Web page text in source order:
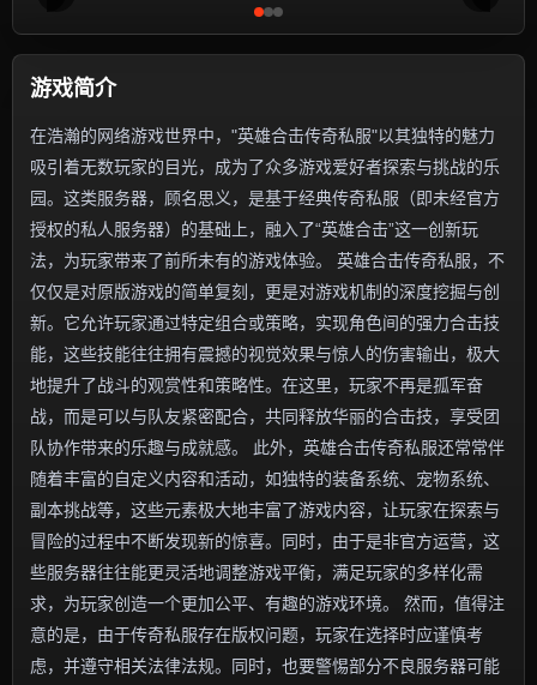
游戏简介
在浩瀚的网络游戏世界中，"英雄合击传奇私服"以其独特的魅力
吸引着无数玩家的目光，成为了众多游戏爱好者探索与挑战的乐
园。这类服务器，顾名思义，是基于经典传奇私服（即未经官方
授权的私人服务器）的基础上，融入了“英雄合击”这一创新玩
法，为玩家带来了前所未有的游戏体验。 英雄合击传奇私服，不
仅仅是对原版游戏的简单复刻，更是对游戏机制的深度挖掘与创
新。它允许玩家通过特定组合或策略，实现角色间的强力合击技
能，这些技能往往拥有震撼的视觉效果与惊人的伤害输出，极大
地提升了战斗的观赏性和策略性。在这里，玩家不再是孤军奋
战，而是可以与队友紧密配合，共同释放华丽的合击技，享受团
队协作带来的乐趣与成就感。 此外，英雄合击传奇私服还常常伴
随着丰富的自定义内容和活动，如独特的装备系统、宠物系统、
副本挑战等，这些元素极大地丰富了游戏内容，让玩家在探索与
冒险的过程中不断发现新的惊喜。同时，由于是非官方运营，这
些服务器往往能更灵活地调整游戏平衡，满足玩家的多样化需
求，为玩家创造一个更加公平、有趣的游戏环境。 然而，值得注
意的是，由于传奇私服存在版权问题，玩家在选择时应谨慎考
虑，并遵守相关法律法规。同时，也要警惕部分不良服务器可能